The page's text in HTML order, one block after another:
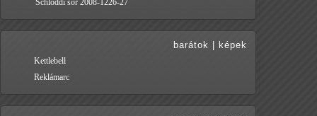
Schloddi sör 2008-1226-27
barátok képek
Kettlebell
Reklámarc